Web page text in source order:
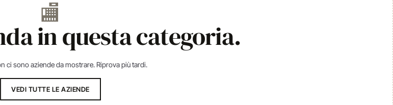
🏬
in questa categoria.
ci sono aziende da mostrare. Riprova più tardi.
VEDI TUTTE LE AZIENDE